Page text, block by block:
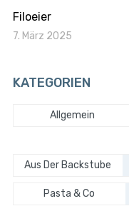
Filoeier
7. März 2025
KATEGORIEN
Allgemein
Aus Der Backstube
Pasta & Co